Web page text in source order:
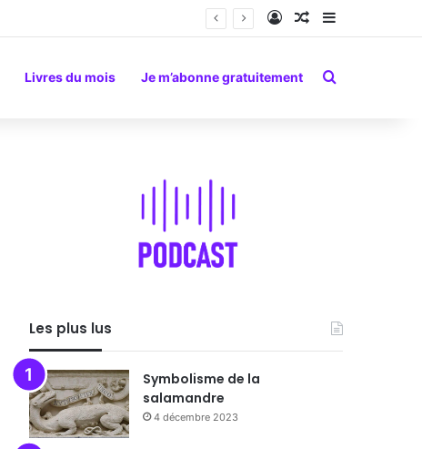
Connexion
Article Aléatoire
Sidebar
Livres du mois Je m’abonne gratuitement Rechercher
Les plus lus
Symbolisme de la
salamandre
4 décembre 2023